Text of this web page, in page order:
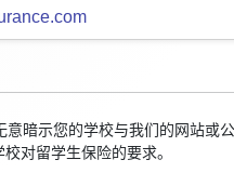
暗示您的学校与我们的网站或
对留学生保险的要求。